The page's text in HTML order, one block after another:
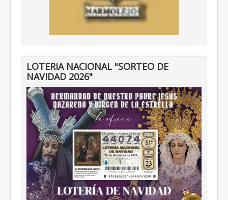
LOTERIA NACIONAL "SORTEO DE
NAVIDAD 2026"